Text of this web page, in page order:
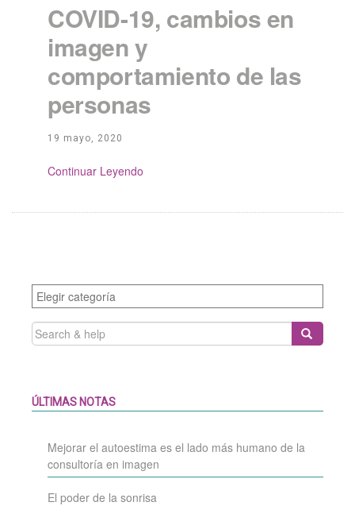
COVID-19, cambios en
imagen y
comportamiento de las
personas
19 mayo, 2020
Continue Reading
Categories
SEARCH
FOR:
ÚLTIMAS NOTAS
Mejorar el autoestima es el lado más humano de la
consultoría en imagen
El poder de la sonrisa